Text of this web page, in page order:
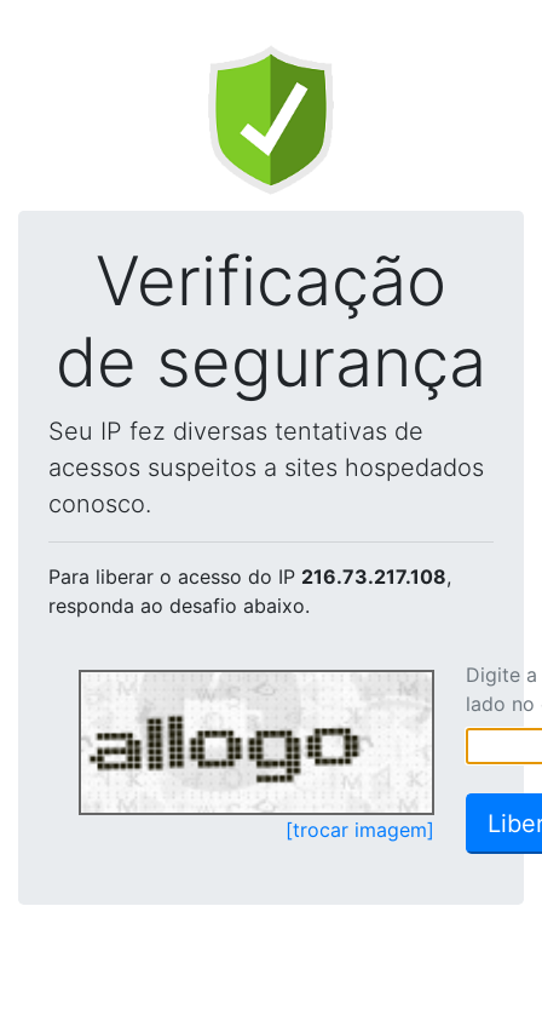
Verificação
de segurança
Seu IP fez diversas tentativas de
acessos suspeitos a sites hospedados
conosco.
Para liberar o acesso do IP 216.73.217.108,
responda ao desafio abaixo.
[trocar imagem]
Digite
lado no